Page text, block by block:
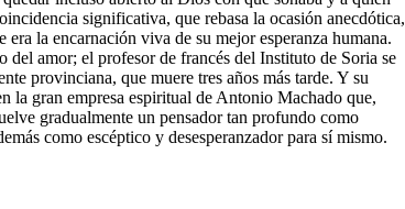
significativa, que rebasa la ocasión anecdótica,
la encarnación viva de su mejor esperanza humana.
del amor; el profesor de francés del Instituto de Soria se
provinciana, que muere tres años más tarde. Y su
la gran empresa espiritual de Antonio Machado que,
gradualmente un pensador tan profundo como
como escéptico y desesperanzador para sí mismo.